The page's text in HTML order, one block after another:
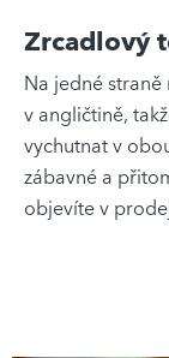
Zrcadlový
Na jedné
v angličtině,
vychutnat v
zábavné a
objevíte v